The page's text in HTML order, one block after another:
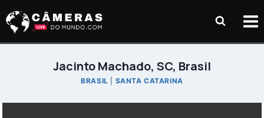
para
Jacinto Machado, SC, Brasil
BRASIL SANTA CATARINA